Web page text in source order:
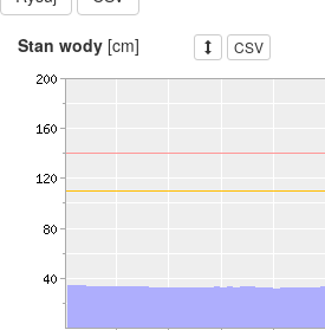
Stan wody [cm] CSV